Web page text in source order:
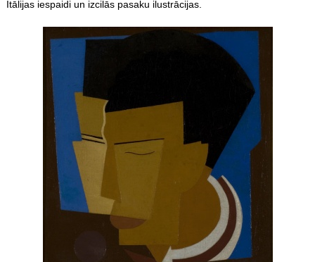
Itālijas iespaidi un izcilās pasaku ilustrācijas.